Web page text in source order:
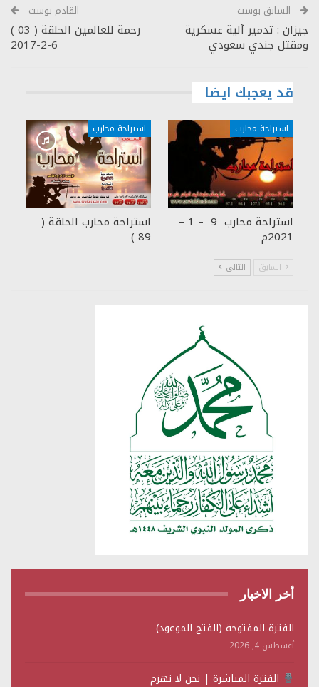
السابق بوست
جيزان : تدمير آلية عسكرية
ومقتل جندي سعودي
القادم بوست
رحمة للعالمين الحلقة ( 03 )
6-2-2017
قد يعجبك ايضا
استراحة محارب
استراحة محارب 9 – 1 –
2021م
استراحة محارب
استراحة محارب الحلقة (
89 )
السابق التالي
أخر الاخبار
الفترة المفتوحة (الفتح الموعود)
أغسطس 4, 2026
الفترة المباشرة | نحن لا نهزم